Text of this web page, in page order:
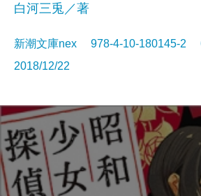
白河三兎／著
新潮文庫nex 978-4-10-180145-2
2018/12/22